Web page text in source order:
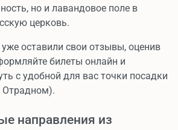
но и лавандовое поле в
церковь.
оставили свои отзывы, оценив
билеты онлайн и
с удобной для вас точки посадки
Отрадном).
направления из